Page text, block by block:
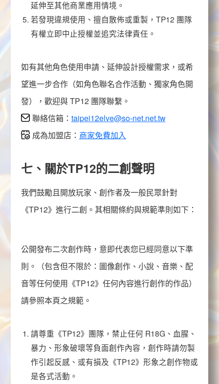
延伸至其他商業應用情境。
若發現違規使用、擅自散佈或重製， TP12 團隊
有權立即中止授權並追究法律責任。
如有其他角色使用申請、延伸設計授權需求，或希
望進一步合作（如角色聯名合作活動、獨家角色開
發），歡迎與TP12團隊聯繫。
聯絡信箱： taipei12elve@so-net.net.tw
成為加盟店： 商家免費加入
七、關於TP12的二創聲明
我們鼓勵且開放玩家、創作者及一般民眾針對
《TP12》進行二創。其相關條約與規範準則如下：
公開發布二次創作時，意即代表您已經同意以下準
則。（包含但不限於：圖像創作、小說、音樂、配
音等任何使用《TP12》任何內容進行創作的作品）
請參照本頁之規範。
請尊重《TP12》團隊，禁止任何 R18G 、血腥、
暴力、形象破壞等負面創作內容，創作時請勿製
作引起反感、或有損及《TP12》形象之創作物或
是各式活動。